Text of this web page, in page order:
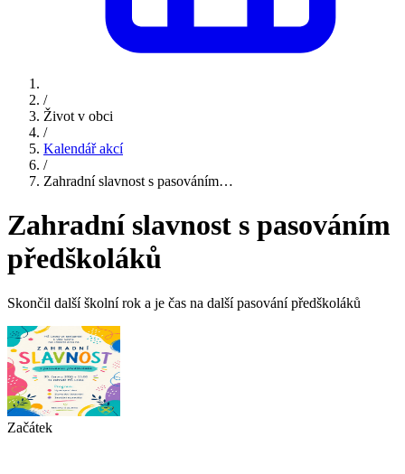
/
Život v obci
/
Kalendář akcí
/
Zahradní slavnost s pasováním…
Zahradní slavnost s pasováním
předškoláků
Skončil další školní rok a je čas na další pasování předškoláků
Začátek